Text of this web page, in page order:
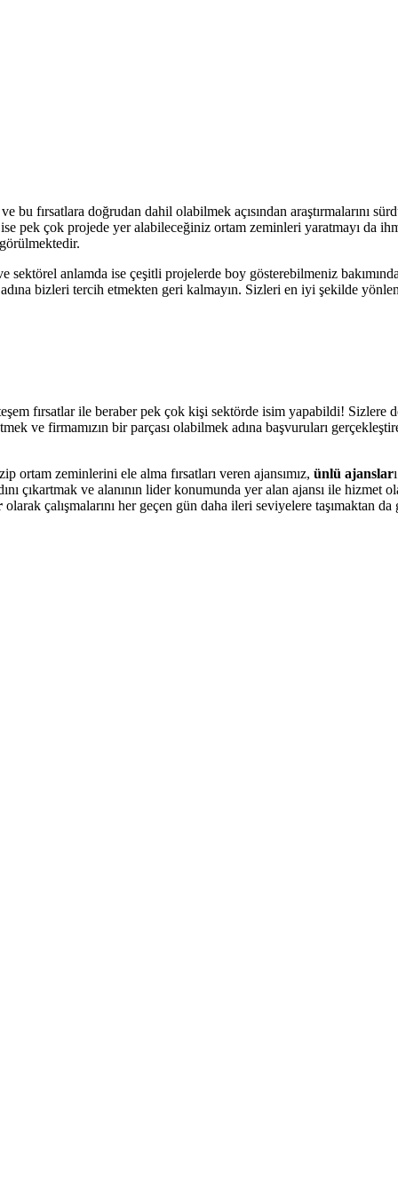
bu fırsatlara doğrudan dahil olabilmek açısından araştırmalarını
pek çok projede yer alabileceğiniz ortam zeminleri yaratmayı da
sektörel anlamda ise çeşitli projelerde boy gösterebilmeniz
bizleri tercih etmekten geri kalmayın. Sizleri en iyi şekilde
fırsatlar ile beraber pek çok kişi sektörde isim yapabildi! Sizlere
ve firmamızın bir parçası olabilmek adına başvuruları
ortam zeminlerini ele alma fırsatları veren ajansımız, ünlü ajanslar
çıkartmak ve alanının lider konumunda yer alan ajansı ile
olarak çalışmalarını her geçen gün daha ileri seviyelere taşımaktan da